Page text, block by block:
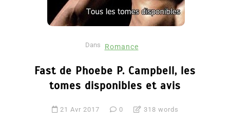
Dans Romance
Fast de Phoebe P. Campbell, les
tomes disponibles et avis
21 Avr 2017 0 318 words